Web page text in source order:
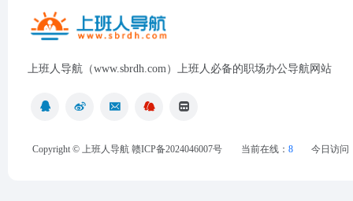
上班人导航（www.sbrdh.com）上班人必备的职场办公导航网站
Copyright © 上班人导航 赣ICP备2024046007号 当前在线： 8 今日访问